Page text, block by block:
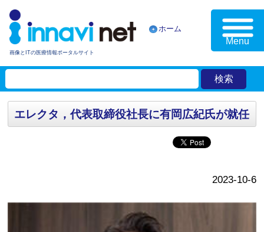
画像とITの医療情報ポータルサイト
ホーム
Menu
エレクタ，代表取締役社長に有岡広紀氏が就任
2023-10-6